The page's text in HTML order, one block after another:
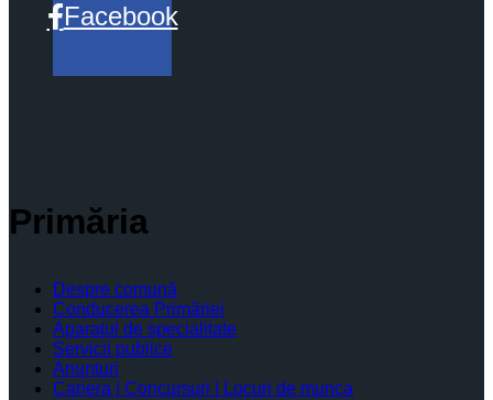
Facebook
Primăria
Despre comună
Conducerea Primăriei
Aparatul de specialitate
Servicii publice
Anunturi
Cariera | Concursuri | Locuri de munca